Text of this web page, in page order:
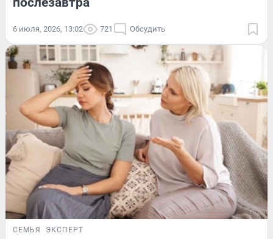
6 июля, 2026, 13:02 721 Обсудить
СЕМЬЯ ЭКСПЕРТ